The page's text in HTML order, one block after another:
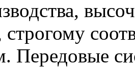
строгому
Передовые